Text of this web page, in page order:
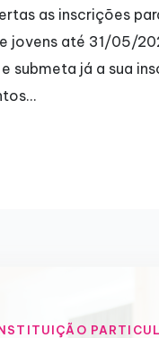
todos juntos, pela
interrupção de 4
covid-19,…